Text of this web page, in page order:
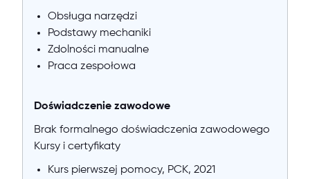
Obsługa narzędzi
Podstawy mechaniki
Zdolności manualne
Praca zespołowa
Doświadczenie zawodowe
Brak formalnego doświadczenia zawodowego
Kursy i certyfikaty
Kurs pierwszej pomocy, PCK, 2021